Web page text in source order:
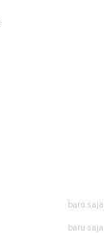
baru saja
baru saja